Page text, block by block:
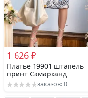
1 626 ₽
Платье 19901 штапель
принт Самарканд
заказов: 0